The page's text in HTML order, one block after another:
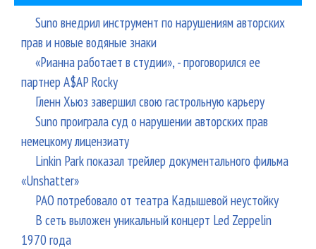
Suno внедрил инструмент по нарушениям авторских
прав и новые водяные знаки
«Рианна работает в студии», - проговорился ее
партнер A$AP Rocky
Гленн Хьюз завершил свою гастрольную карьеру
Suno проиграла суд о нарушении авторских прав
немецкому лицензиату
Linkin Park показал трейлер документального фильма
«Unshatter»
РАО потребовало от театра Кадышевой неустойку
В сеть выложен уникальный концерт Led Zeppelin
1970 года